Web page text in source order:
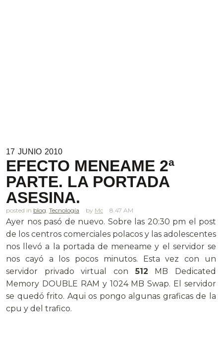
17 JUNIO 2010
EFECTO MENEAME 2ª
PARTE. LA PORTADA
ASESINA.
posted in blog, Tecnología Mc 8.47 AM
Ayer nos pasó de nuevo. Sobre las 20:30 pm el post
de los centros comerciales polacos y las adolescentes
nos llevó a la portada de meneame y el servidor se
nos cayó a los pocos minutos. Esta vez con un
servidor privado virtual con512 MB Dedicated
Memory DOUBLE RAM y 1024 MB Swap. El servidor
se quedó frito. Aqui os pongo algunas graficas de la
cpu y del trafico.